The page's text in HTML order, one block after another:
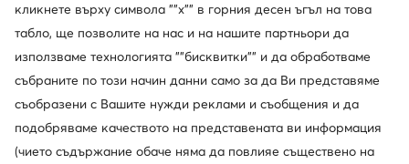
кликнете върху символа ""x"" в горния десен ъгъл на това
табло, ще позволите на нас и на нашите партньори да
използваме технологията ""бисквитки"" и да обработваме
събраните по този начин данни само за да Ви представяме
съобразени с Вашите нужди реклами и съобщения и да
подобряваме качеството на представената ви информация
(чието съдържание обаче няма да повлияе съществено на